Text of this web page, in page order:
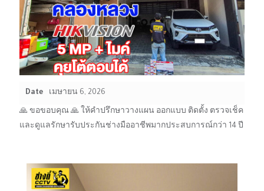
Date เมษายน 6, 2026
🙏 ขอขอบคุณ 🙏 ให้คำปรึกษาวางแผน ออกแบบ ติดตั้ง ตรวจเช็ค
และดูแลรักษารับประกันช่างมืออาชีพมากประสบการณ์กว่า 14 ปี